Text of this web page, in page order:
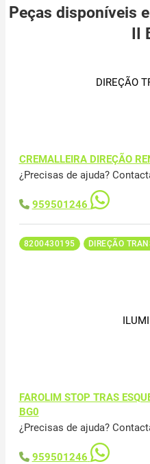
Peças disponíveis
II
DIREÇÃO
CREMALLEIRA DIREÇÃO
¿Precisas de ajuda?
959501246
8200430195 DIREÇÃO
FAROLIM STOP TRAS
BG0
¿Precisas de ajuda?
959501246